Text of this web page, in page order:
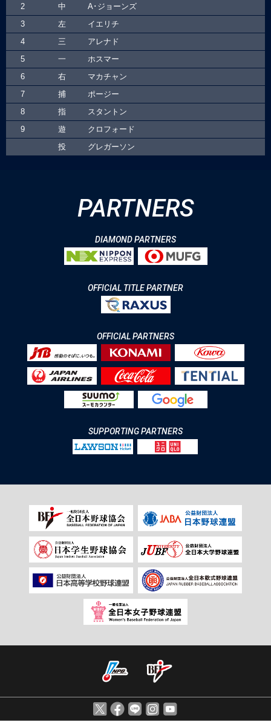
PARTNERS
DIAMOND PARTNERS
OFFICIAL TITLE PARTNER
OFFICIAL PARTNERS
SUPPORTING PARTNERS